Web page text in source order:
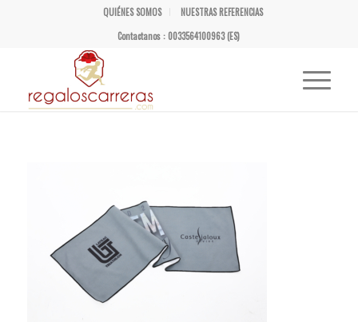
QUIÉNES SOMOS
NUESTRAS REFERENCIAS
Contactanos : 0033564100963 (ES)